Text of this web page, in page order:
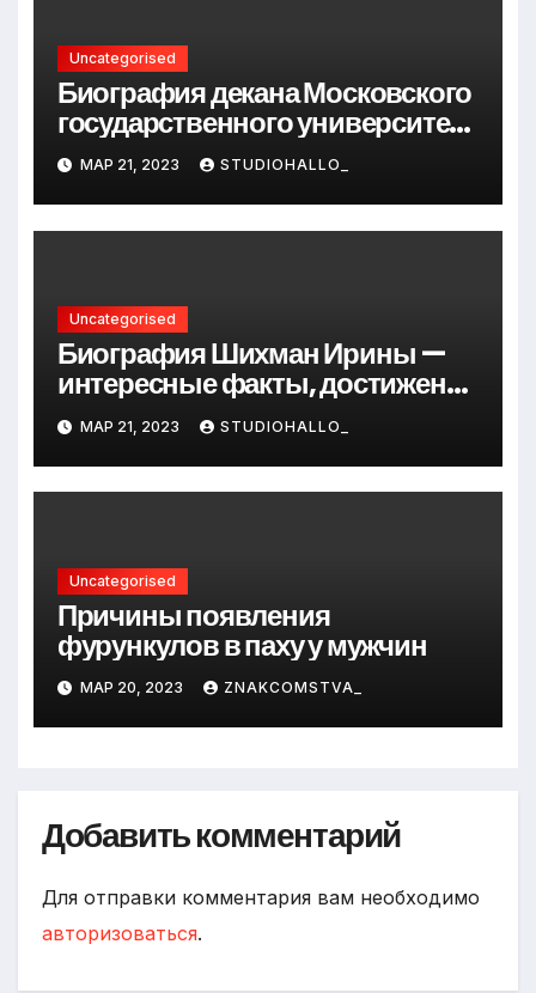
Uncategorised
Биография декана Московского
государственного университета
Андрея Сидорова — от студента
до руководителя
МАР 21, 2023 STUDIOHALLO_
Uncategorised
Биография Шихман Ирины —
интересные факты, достижения
и путь к успеху
МАР 21, 2023 STUDIOHALLO_
Uncategorised
Причины появления
фурункулов в паху у мужчин
МАР 20, 2023 ZNAKCOMSTVA_
Добавить комментарий
Для отправки комментария вам необходимо
авторизоваться.